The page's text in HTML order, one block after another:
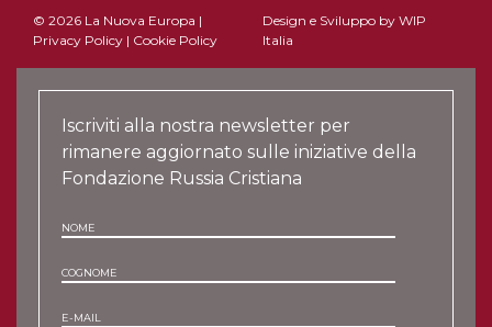
© 2026 La Nuova Europa |
Privacy Policy | Cookie Policy
Design e Sviluppo by WIP
Italia
Iscriviti alla nostra newsletter per
rimanere aggiornato sulle iniziative della
Fondazione Russia Cristiana
NOME
COGNOME
E-MAIL